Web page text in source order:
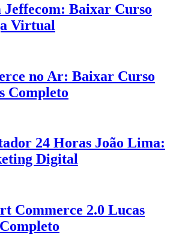
Jeffecom: Baixar Curso
Virtual
no Ar: Baixar Curso
Completo
24 Horas João Lima:
Digital
Commerce 2.0 Lucas